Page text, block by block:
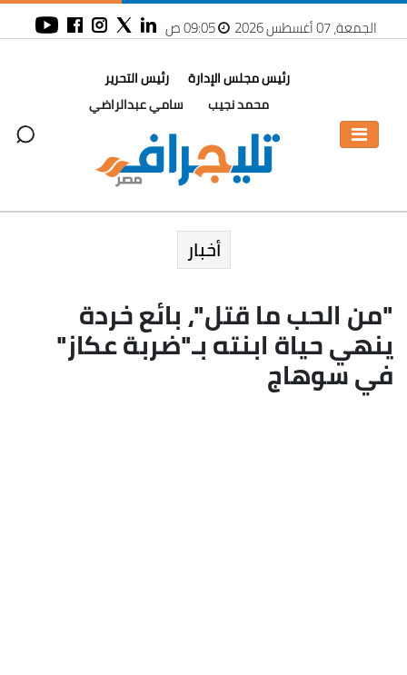
الجمعة، 07 أغسطس 2026 09:05 ص
رئيس مجلس الإدارة
محمد نجيب
رئيس التحرير
سامي عبدالراضي
أخبار
"من الحب ما قتل"، بائع خردة
ينهي حياة ابنته بـ"ضربة عكاز"
في سوهاج